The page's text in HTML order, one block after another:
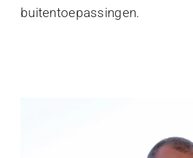
buitentoepassingen.